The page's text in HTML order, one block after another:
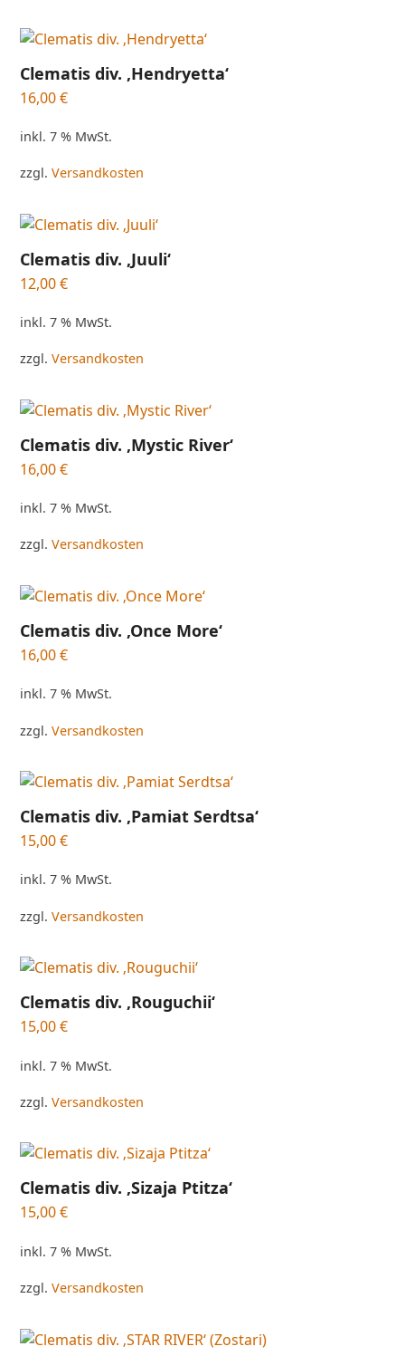
Clematis div. ‚Hendryetta‘
16,00€
inkl. 7 % MwSt.
zzgl.Versandkosten
Clematis div. ‚Juuli‘
12,00€
inkl. 7 % MwSt.
zzgl.Versandkosten
Clematis div. ‚Mystic River‘
16,00€
inkl. 7 % MwSt.
zzgl.Versandkosten
Clematis div. ‚Once More‘
16,00€
inkl. 7 % MwSt.
zzgl.Versandkosten
Clematis div. ‚Pamiat Serdtsa‘
15,00€
inkl. 7 % MwSt.
zzgl.Versandkosten
Clematis div. ‚Rouguchii‘
15,00€
inkl. 7 % MwSt.
zzgl.Versandkosten
Clematis div. ‚Sizaja Ptitza‘
15,00€
inkl. 7 % MwSt.
zzgl.Versandkosten